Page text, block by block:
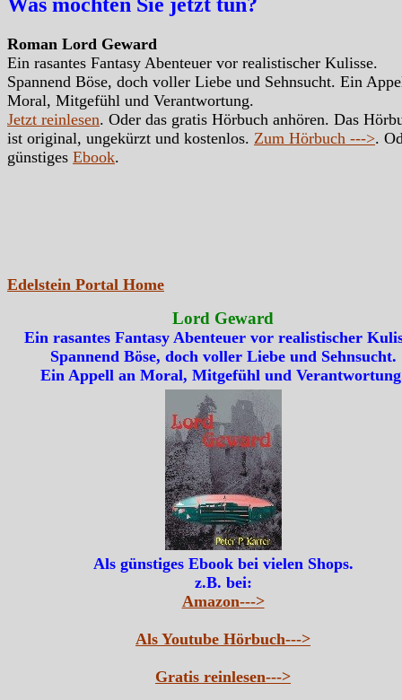
Roman Lord Geward
Ein rasantes Fantasy Abenteuer vor realistischer Kulisse.
Spannend Böse, doch voller Liebe und Sehnsucht. Ein
Moral, Mitgefühl und Verantwortung.
Jetzt reinlesen. Oder das gratis Hörbuch anhören. Das
ist original, ungekürzt und kostenlos. Zum Hörbuch --->.
günstiges Ebook.
Edelstein Portal Home
Lord Geward
Ein rasantes Fantasy Abenteuer vor realistischer
Spannend Böse, doch voller Liebe und Sehnsucht.
Ein Appell an Moral, Mitgefühl und
Als günstiges Ebook bei vielen Shops.
z.B. bei:
Amazon--->
Als Youtube Hörbuch--->
Gratis reinlesen--->